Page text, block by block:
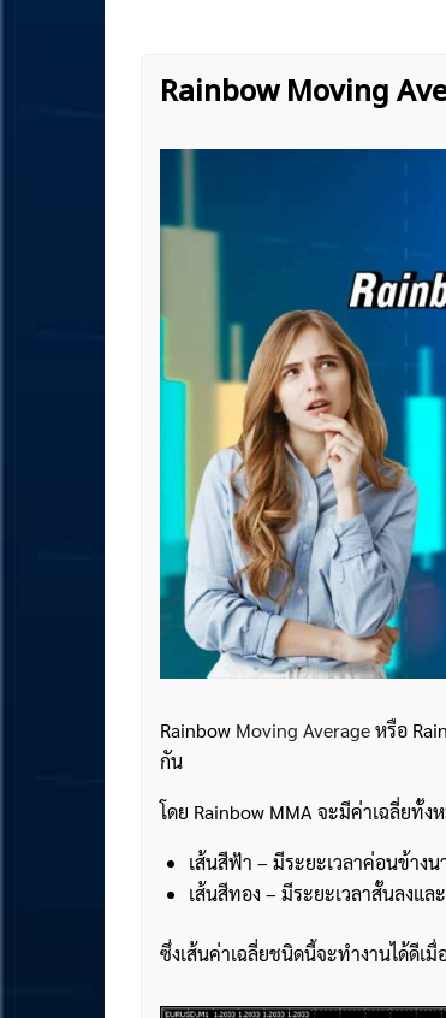
Rainbow Moving
Rainbow Moving Averageหรือ
กัน
โดย Rainbow MMA จะมีค่าเฉลี่ยทั้ง
เส้นสีฟ้า – มีระยะเวลาค่อนข้าง
เส้นสีทอง – มีระยะเวลาสั้นลงแ
ซึ่งเส้นค่าเฉลี่ยชนิดนี้จะทำงานได้ดีเมื่